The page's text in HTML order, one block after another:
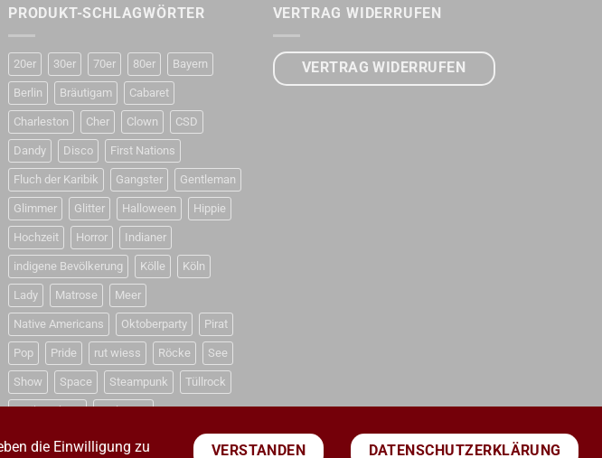
PRODUKT-SCHLAGWÖRTER
20er 30er 70er 80er Bayern
Berlin Bräutigam Cabaret
Charleston Cher Clown CSD
Dandy Disco First Nations
Fluch der Karibik Gangster Gentleman
Glimmer Glitter Halloween Hippie
Hochzeit Horror Indianer
indigene Bevölkerung Kölle Köln
Lady Matrose Meer
Native Americans Oktoberparty Pirat
Pop Pride rut wiess Röcke See
Show Space Steampunk Tüllrock
Weihnachten Weltraum
VERTRAG WIDERRUFEN
VERTRAG WIDERRUFEN
die Einwilligung zu VERSTANDEN DATENSCHUTZERKLÄRUNG